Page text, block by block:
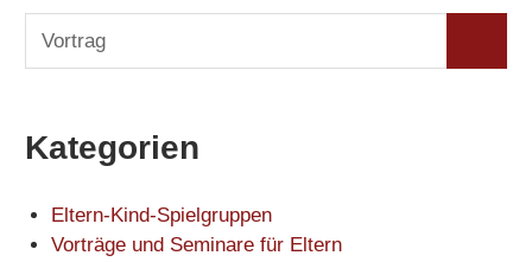
Kategorien
Eltern-Kind-Spielgruppen
Vorträge und Seminare für Eltern